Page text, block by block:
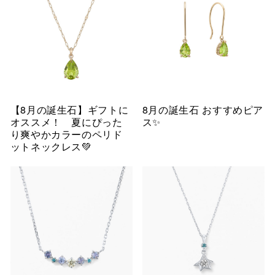
【8月の誕生石】ギフトに
オススメ！ 夏にぴった
り爽やかカラーのペリド
ットネックレス💚
8月の誕生石 おすすめピア
ス✨